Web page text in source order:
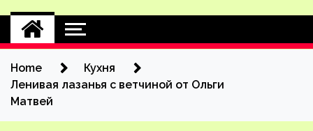
Home
Кухня
Ленивая лазанья с ветчиной от Ольги
Матвей